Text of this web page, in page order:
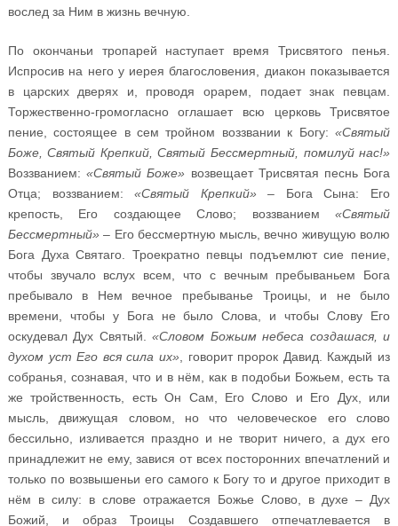
вослед за Ним в жизнь вечную.
По окончаньи тропарей наступает время Трисвятого пенья.
Испросив на него у иерея благословения, диакон показывается
в царских дверях и, проводя орарем, подает знак певцам.
Торжественно-громогласно оглашает всю церковь Трисвятое
пение, состоящее в сем тройном воззвании к Богу:«Святый
Боже, Святый Крепкий, Святый Бессмертный, помилуй нас!»
Воззванием:«Святый Боже» возвещает Трисвятая песнь Бога
Отца; воззванием:«Святый Крепкий» – Бога Сына: Его
крепость, Его создающее Слово; воззванием«Святый
Бессмертный» – Его бессмертную мысль, вечно живущую волю
Бога Духа Святаго. Троекратно певцы подъемлют сие пение,
чтобы звучало вслух всем, что с вечным пребываньем Бога
пребывало в Нем вечное пребыванье Троицы, и не было
времени, чтобы у Бога не было Слова, и чтобы Слову Его
оскудевал Дух Святый.«Словом Божьим небеса создашася, и
духом уст Его вся сила их» , говорит пророк Давид. Каждый из
собранья, сознавая, что и в нём, как в подобьи Божьем, есть та
же тройственность, есть Он Сам, Его Слово и Его Дух, или
мысль, движущая словом, но что человеческое его слово
бессильно, изливается праздно и не творит ничего, а дух его
принадлежит не ему, завися от всех посторонних впечатлений и
только по возвышеньи его самого к Богу то и другое приходит в
нём в силу: в слове отражается Божье Слово, в духе – Дух
Божий, и образ Троицы Создавшего отпечатлевается в